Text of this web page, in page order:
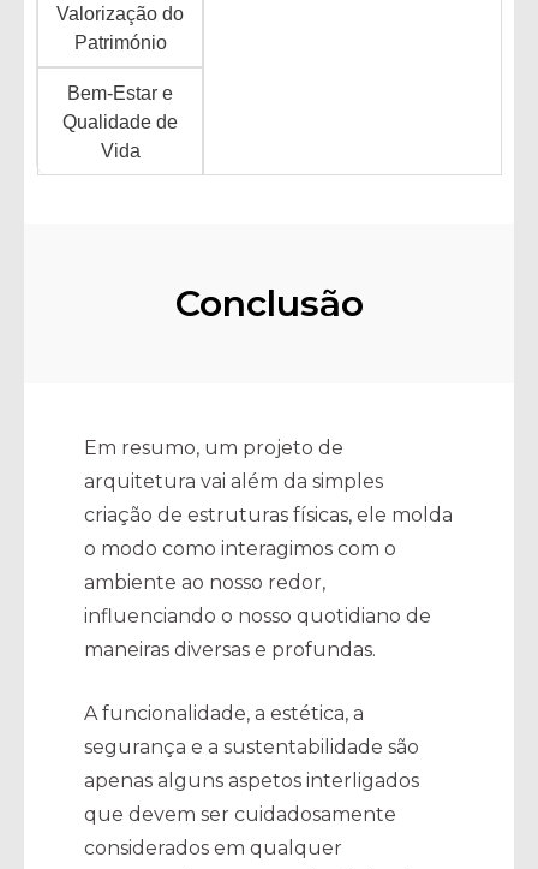
Valorização do
Património
Bem-Estar e
Qualidade de
Vida
Conclusão
Em resumo, um projeto de
arquitetura vai além da simples
criação de estruturas físicas, ele molda
o modo como interagimos com o
ambiente ao nosso redor,
influenciando o nosso quotidiano de
maneiras diversas e profundas.
A funcionalidade, a estética, a
segurança e a sustentabilidade são
apenas alguns aspetos interligados
que devem ser cuidadosamente
considerados em qualquer